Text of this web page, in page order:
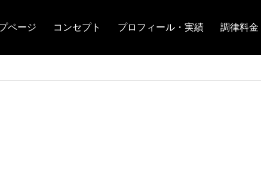
ページ コンセプト プロフィール・実績 調律料金